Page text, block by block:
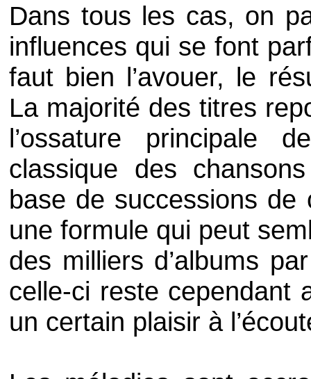
Dans tous les cas, on
influences qui se font
faut bien l’avouer, le
La majorité des titres
l’ossature principale
classique des
base de successions
une formule qui peut
des milliers d’albums
celle-ci reste cependant
un certain plaisir à